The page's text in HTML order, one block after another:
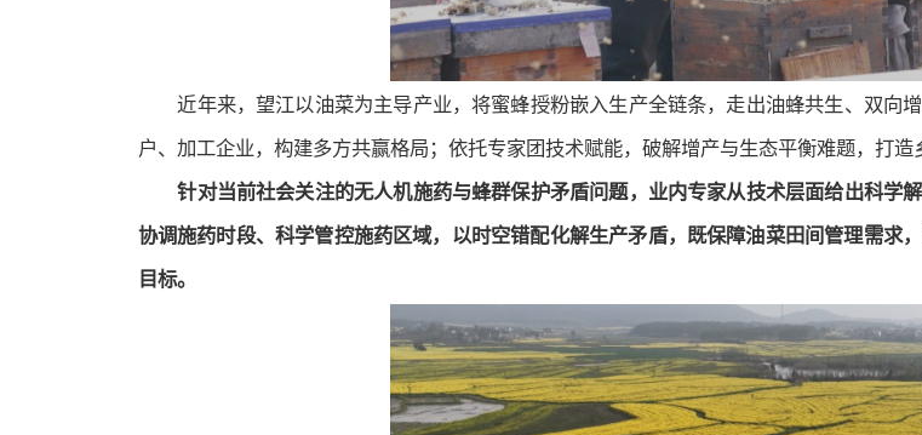
近年来，望江以油菜为主导产业，将蜜蜂授粉嵌入生产全链条，走出油蜂共生、双向
户、加工企业，构建多方共赢格局；依托专家团技术赋能，破解增产与生态平衡难题，打造
针对当前社会关注的无人机施药与蜂群保护矛盾问题，业内专家从技术层面给出科学
协调施药时段、科学管控施药区域，以时空错配化解生产矛盾，既保障油菜田间管理需求
目标。